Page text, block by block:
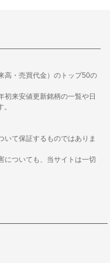
高・売買代金）のトップ50の
初来安値更新銘柄の一覧や日
いて保証するものではありま
についても、当サイトは一切